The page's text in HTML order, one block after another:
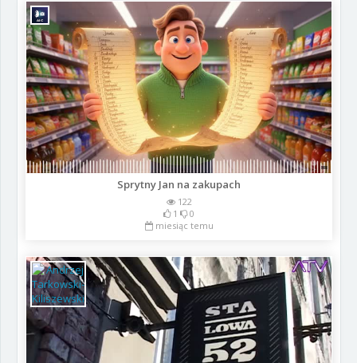
Sprytny Jan na zakupach
122
1
0
miesiąc temu